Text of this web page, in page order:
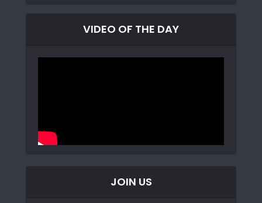
VIDEO OF THE DAY
JOIN US